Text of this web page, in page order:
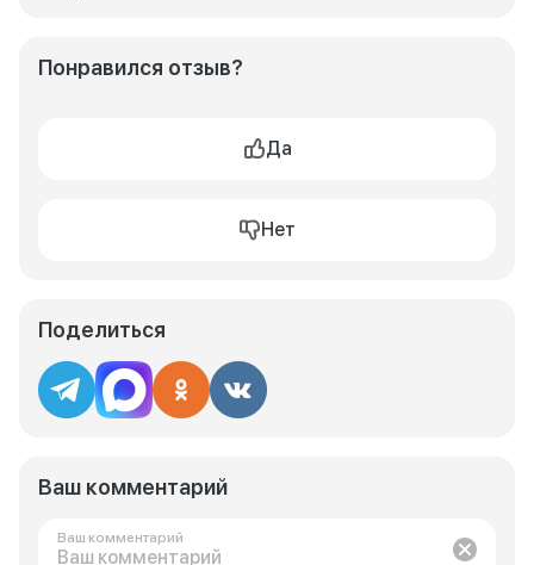
Понравился отзыв?
Да
Нет
Поделиться
Ваш комментарий
Ваш комментарий